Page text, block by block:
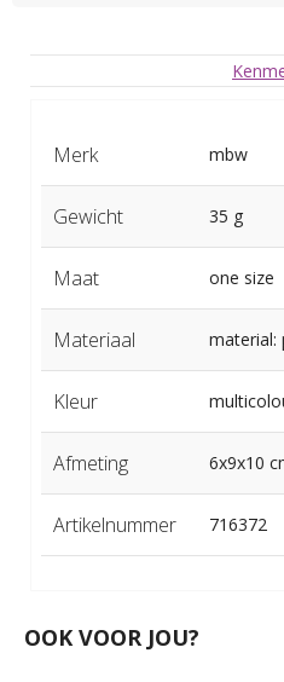
Merk mbw
Gewicht 35 g
Maat one size
Materiaal material:
Kleur
Afmeting 6x9x10
Artikelnummer 716372
OOK VOOR JOU?